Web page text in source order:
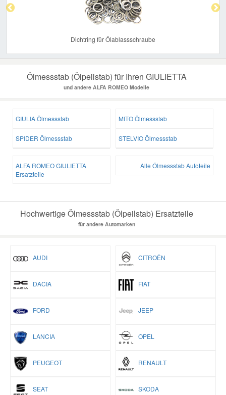
Dichtring für Ölablassschraube
Ölmessstab (Ölpeilstab) für Ihren GIULIETTA
und andere ALFA ROMEO Modelle
GIULIA Ölmessstab MITO Ölmessstab
SPIDER Ölmessstab STELVIO Ölmessstab
ALFA ROMEO GIULIETTA
Ersatzteile
Alle Ölmessstab Autoteile
Hochwertige Ölmessstab (Ölpeilstab) Ersatzteile
für andere Automarken
AUDI CITROËN
DACIA FIAT
FORD JEEP
LANCIA OPEL
PEUGEOT RENAULT
SEAT SKODA